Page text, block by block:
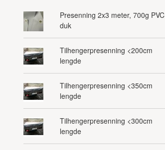
Presenning 2x3 meter, 700g PVC
duk
Tilhengerpresenning <200cm
lengde
Tilhengerpresenning <350cm
lengde
Tilhengerpresenning <300cm
lengde